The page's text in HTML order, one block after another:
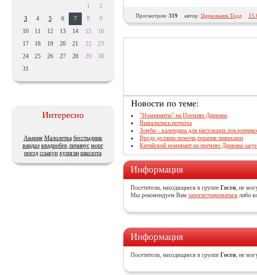
Просмотров: 319 автор: Цирюльник Тодд
Новости по теме:
"Номинанты" на Премию Дарвина
Вывалились потроха
Зомби – календарь для настоящих
Вроде должно помочь,терапия пиявками
Китайский номинант на премию Дарвина
Информация
Посетители, находящиеся в группе Гости , не
Мы рекомендуем Вам зарегистрироваться либо
Информация
Посетители, находящиеся в группе Гости , не
1
2
3
4 5 6 7 8
9
10
11 12 13 14 15
16
17
18 19 20 21 22
23
24
25 26 27 28 29
30
31
Интересно
Авария Малолетка бесстыдник
вандал квадробер личинус морг
поезд ссыкун хулиган школота